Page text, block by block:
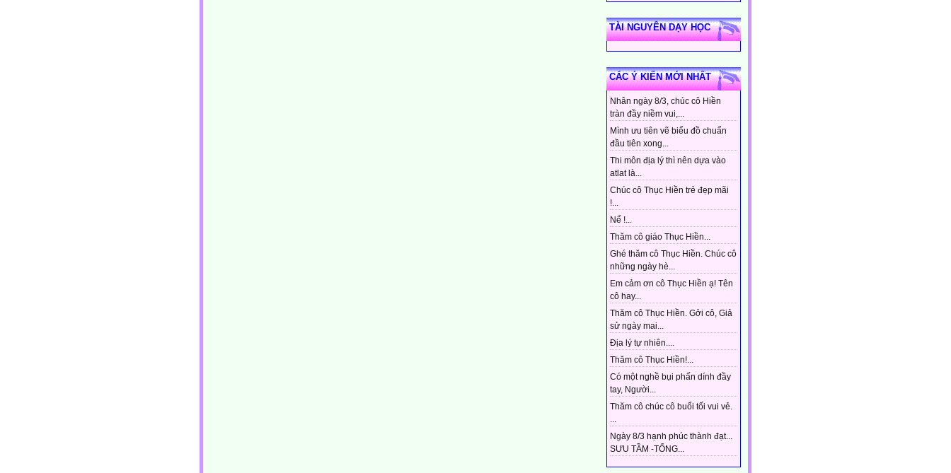
TÀI NGUYÊN DẠY HỌC
CÁC Ý KIẾN MỚI NHẤT
Nhân ngày 8/3, chúc cô Hiền
tràn đầy niềm vui,...
Mình ưu tiên vẽ biểu đồ chuẩn
đầu tiên xong...
Thi môn địa lý thì nên dựa vào
atlat là...
Chúc cô Thục Hiền trẻ đẹp mãi
!...
Nể !...
Thăm cô giáo Thục Hiền...
Ghé thăm cô Thục Hiền. Chúc cô
những ngày hè...
Em cảm ơn cô Thục Hiền ạ! Tên
cô hay...
Thăm cô Thục Hiền. Gởi cô, Giả
sử ngày mai...
Địa lý tự nhiên....
Thăm cô Thục Hiền!...
Có một nghề bụi phấn dính đầy
tay, Người...
Thăm cô chúc cô buổi tối vui vẻ.
...
Ngày 8/3 hạnh phúc thành đạt...
SƯU TẦM -TỔNG...